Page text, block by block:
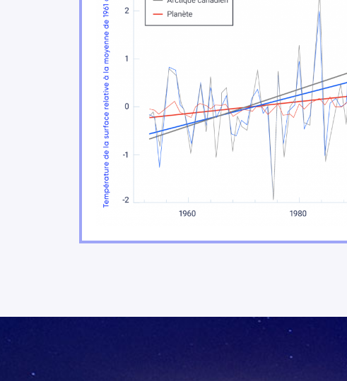
Évolution de la disponibilité de l’eau
Changements touchant les océans
Variations du niveau de la mer
Notre avenir: des choix qui comptent